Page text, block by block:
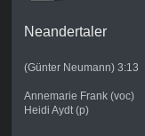
Neandertaler
(Günter Neumann) 3:13
Annemarie Frank (voc)
Heidi Aydt (p)